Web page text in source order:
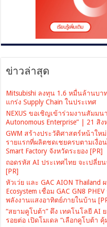
ข่าวล่าสุด
Mitsubishi ลงทุน 1.6 หมื่นล้านบา
แกร่ง Supply Chain ในประเทศ
NEXUS ขอเชิญเข้าร่วมงานสัมมน
Autonomous Enterprise” | 21 สิ
GWM สร้างประวัติศาสตร์หน้าให
รายแรกที่ผลิตชดเชยครบตามเงื่อ
Smart Factory จังหวัดระยอง [PR]
ถอดรหัส AI ประเทศไทย จะเปลี่ยน
[PR]
หัวเว่ย และ GAC AION Thailand
Ecosystem เชื่อม GAC GN8
พลังงานแสงอาทิตย์ภายในบ้าน
“สยามคูโบต้า” ดึง เทคโนโลยี AI
รอยต่อ เปิดโมเดล “เลือกคูโบต้า คุ้